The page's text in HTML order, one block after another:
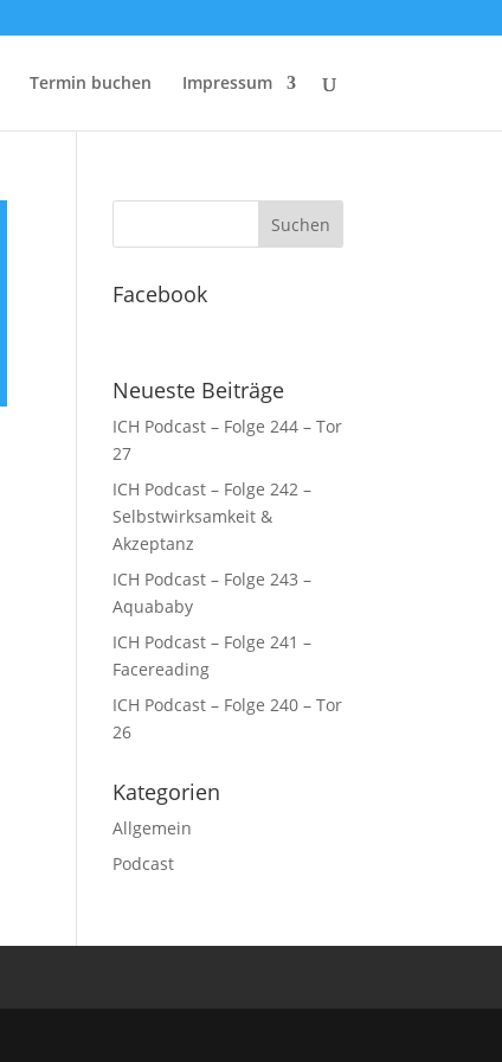
Termin buchen Impressum
Facebook
Neueste Beiträge
ICH Podcast – Folge 244 – Tor
27
ICH Podcast – Folge 242 –
Selbstwirksamkeit &
Akzeptanz
ICH Podcast – Folge 243 –
Aquababy
ICH Podcast – Folge 241 –
Facereading
ICH Podcast – Folge 240 – Tor
26
Kategorien
Allgemein
Podcast